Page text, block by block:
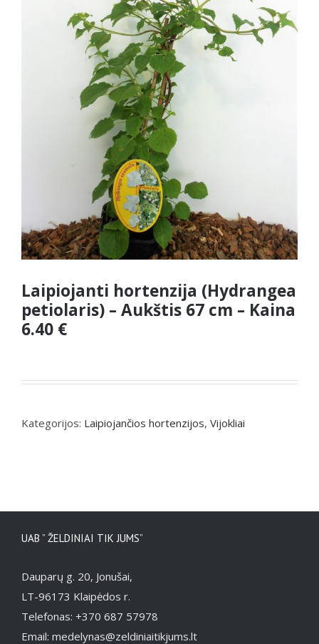
Laipiojanti hortenzija (Hydrangea
petiolaris) – Aukštis 67 cm – Kaina
6.40 €
Kategorijos: Laipiojančios hortenzijos, Vijokliai
UAB ” ŽELDINIAI TIK JUMS”
Dauparų g. 20, Jonušai,
LT-96173 Klaipėdos r.
Telefonas: +370 687 57978
Email: medelynas@zeldiniaitikjums.lt